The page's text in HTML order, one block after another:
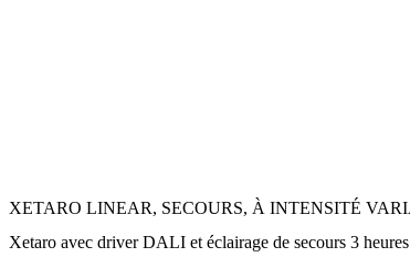
XETARO LINEAR, SECOURS, À INTENSITÉ
Xetaro avec driver DALI et éclairage de secours 3